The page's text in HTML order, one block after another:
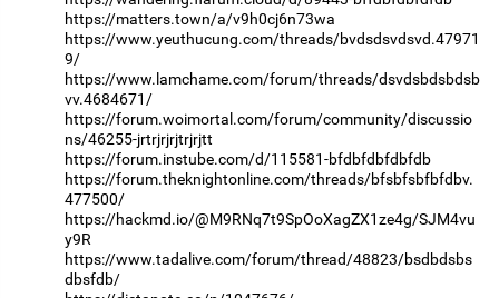
https://matters.town/a/v9h0cj6n73wa
https://www.yeuthucung.com/threads/bvdsdsvdsvd.47971
9/
https://www.lamchame.com/forum/threads/dsvdsbdsbdsb
vv.4684671/
https://forum.woimortal.com/forum/community/discussio
ns/46255-jrtrjrjrjtrjrjtt
https://forum.instube.com/d/115581-bfdbfdbfdbfdb
https://forum.theknightonline.com/threads/bfsbfsbfbfdbv.
477500/
https://hackmd.io/@M9RNq7t9SpOoXagZX1ze4g/SJM4vu
y9R
https://www.tadalive.com/forum/thread/48823/bsdbdsbs
dbsfdb/